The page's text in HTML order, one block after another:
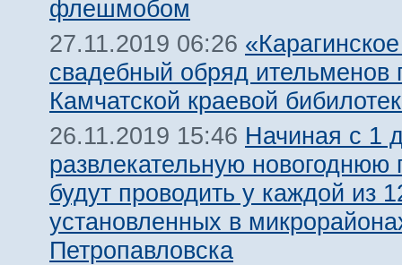
флешмобом
27.11.2019 06:26
свадебный обряд ительменов
Камчатской краевой
26.11.2019 15:46 Начиная с 1
развлекательную новогоднюю
будут проводить у каждой из
установленных в
Петропавловска